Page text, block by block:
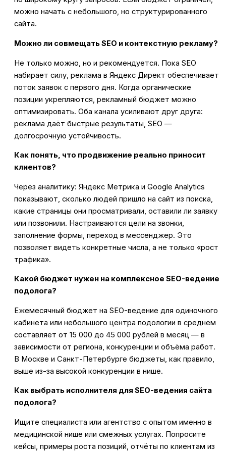
можно начать с небольшого, но структурированного
сайта.
Можно ли совмещать SEO и контекстную рекламу?
Не только можно, но и рекомендуется. Пока SEO
набирает силу, реклама в Яндекс Директ обеспечивает
поток заявок с первого дня. Когда органические
позиции укрепляются, рекламный бюджет можно
оптимизировать. Оба канала усиливают друг друга:
реклама даёт быстрые результаты, SEO —
долгосрочную устойчивость.
Как понять, что продвижение реально приносит
клиентов?
Через аналитику: Яндекс Метрика и Google Analytics
показывают, сколько людей пришло на сайт из поиска,
какие страницы они просматривали, оставили ли заявку
или позвонили. Настраиваются цели на звонки,
заполнение формы, переход в мессенджер. Это
позволяет видеть конкретные числа, а не только «рост
трафика».
Какой бюджет нужен на комплексное SEO-ведение
подолога?
Ежемесячный бюджет на SEO-ведение для одиночного
кабинета или небольшого центра подологии в среднем
составляет от 15 000 до 45 000 рублей в месяц — в
зависимости от региона, конкуренции и объёма работ.
В Москве и Санкт-Петербурге бюджеты, как правило,
выше из-за высокой конкуренции в нише.
Как выбрать исполнителя для SEO-ведения сайта
подолога?
Ищите специалиста или агентство с опытом именно в
медицинской нише или смежных услугах. Попросите
кейсы, примеры роста позиций, отчёты по клиентам из